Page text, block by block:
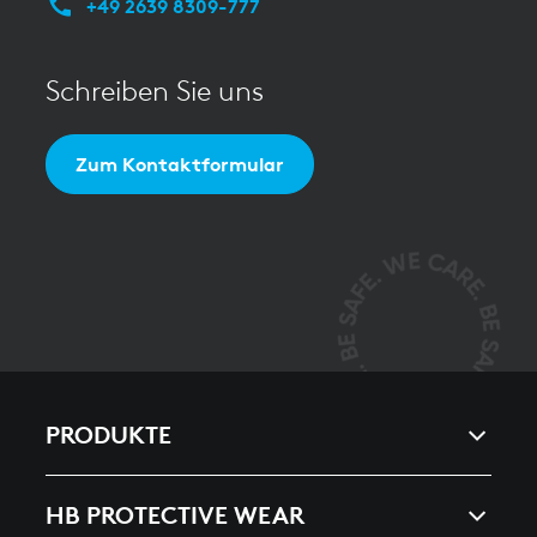
+49 2639 8309-777
Schreiben Sie uns
Zum Kontaktformular
PRODUKTE
HB PROTECTIVE WEAR